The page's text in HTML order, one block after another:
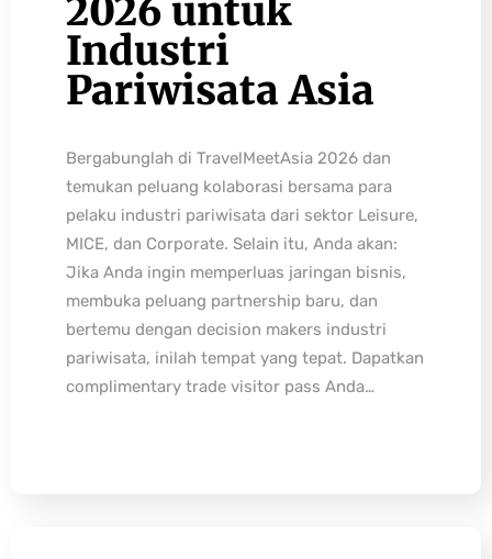
2026 untuk
Industri
Pariwisata Asia
Bergabunglah di TravelMeetAsia 2026 dan
temukan peluang kolaborasi bersama para
pelaku industri pariwisata dari sektor Leisure,
MICE, dan Corporate. Selain itu, Anda akan:
Jika Anda ingin memperluas jaringan bisnis,
membuka peluang partnership baru, dan
bertemu dengan decision makers industri
pariwisata, inilah tempat yang tepat. Dapatkan
complimentary trade visitor pass Anda…